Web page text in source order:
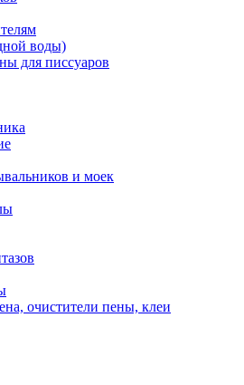
воды)
для писсуаров
и моек
очистители пены, клеи